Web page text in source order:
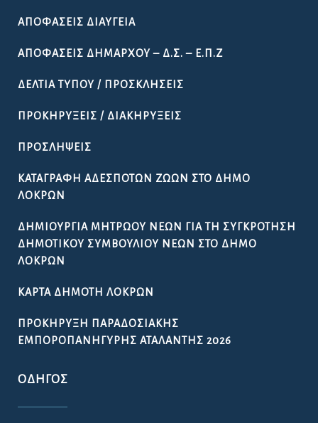
ΑΠΟΦΆΣΕΙΣ ΔΙΑΎΓΕΙΑ
ΑΠΟΦΆΣΕΙΣ ΔΗΜΆΡΧΟΥ – Δ.Σ. – Ε.Π.Ζ
ΔΕΛΤΊΑ ΤΎΠΟΥ / ΠΡΟΣΚΛΉΣΕΙΣ
ΠΡΟΚΗΡΎΞΕΙΣ / ΔΙΑΚΗΡΎΞΕΙΣ
ΠΡΟΣΛΉΨΕΙΣ
ΚΑΤΑΓΡΑΦΉ ΑΔΈΣΠΟΤΩΝ ΖΏΩΝ ΣΤΟ ΔΉΜΟ
ΛΟΚΡΏΝ
ΔΗΜΙΟΥΡΓΊΑ ΜΗΤΡΏΟΥ ΝΈΩΝ ΓΙΑ ΤΗ ΣΥΓΚΡΌΤΗΣΗ
ΔΗΜΟΤΙΚΟΎ ΣΥΜΒΟΥΛΊΟΥ ΝΈΩΝ ΣΤΟ ΔΉΜΟ
ΛΟΚΡΏΝ
ΚΆΡΤΑ ΔΗΜΌΤΗ ΛΟΚΡΏΝ
ΠΡΟΚΉΡΥΞΗ ΠΑΡΑΔΟΣΙΑΚΉΣ
ΕΜΠΟΡΟΠΑΝΉΓΥΡΗΣ ΑΤΑΛΆΝΤΗΣ 2026
ΟΔΗΓΌΣ